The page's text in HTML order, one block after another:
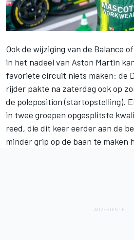
Ook de wijziging van de Balance
in het nadeel van Aston Martin
favoriete circuit niets maken: de
rijder pakte na zaterdag ook op
de poleposition (startopstelling).
in twee groepen opgesplitste
reed, die dit keer eerder aan de
minder grip op de baan te maken